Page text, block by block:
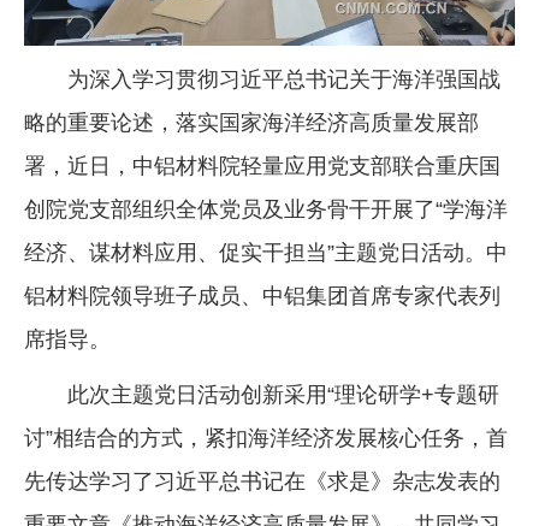
数字报
为深入学习贯彻习近平总书记关于海洋强国战
略的重要论述，落实国家海洋经济高质量发展部
署，近日，中铝材料院轻量应用党支部联合重庆国
创院党支部组织全体党员及业务骨干开展了“学海洋
经济、谋材料应用、促实干担当”主题党日活动。中
铝材料院领导班子成员、中铝集团首席专家代表列
席指导。
此次主题党日活动创新采用“理论研学+专题研
讨”相结合的方式，紧扣海洋经济发展核心任务，首
先传达学习了习近平总书记在《求是》杂志发表的